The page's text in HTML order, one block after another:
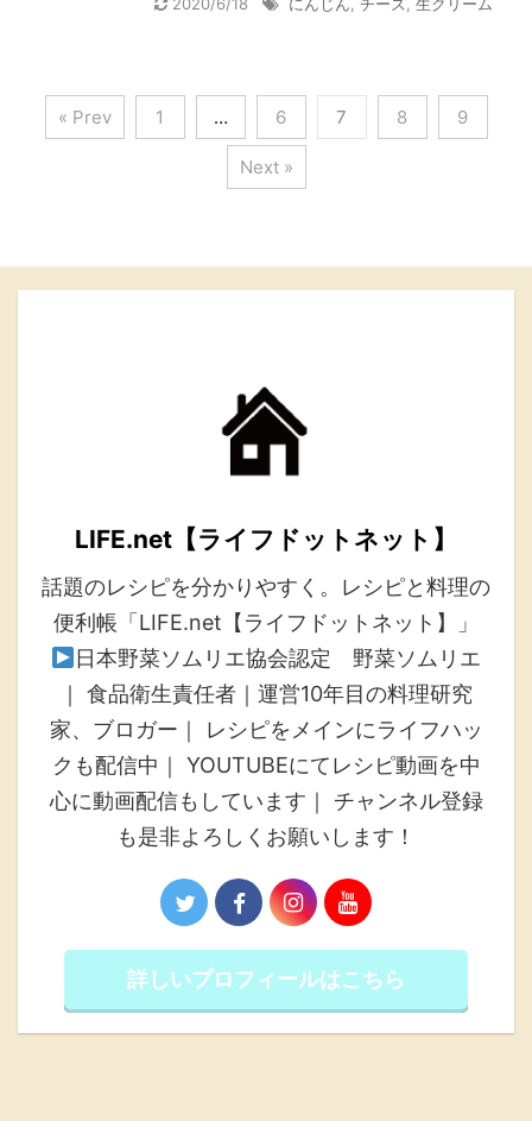
« Prev 1 … 6 7 8 9
Next »
LIFE.net【ライフドットネット】
話題のレシピを分かりやすく。レシピと料理の
便利帳「LIFE.net【ライフドットネット】」
日本野菜ソムリエ協会認定 野菜ソムリエ
｜ 食品衛生責任者｜運営10年目の料理研究
家、ブロガー｜ レシピをメインにライフハッ
クも配信中｜ YOUTUBEにてレシピ動画を中
心に動画配信もしています｜ チャンネル登録
も是非よろしくお願いします！
詳しいプロフィールはこちら